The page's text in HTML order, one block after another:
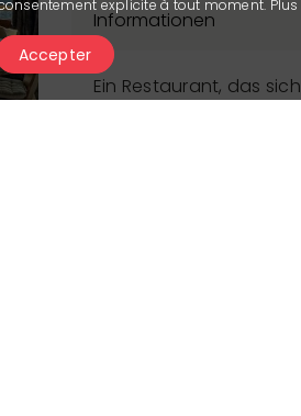
Informationen
Ein Restaurant, das
explicite à tout moment.
Accepter